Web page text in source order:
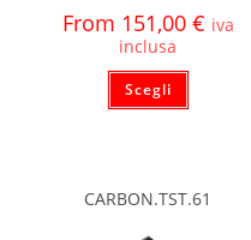
From 151,00 € iva
inclusa
Scegli
CARBON.TST.61